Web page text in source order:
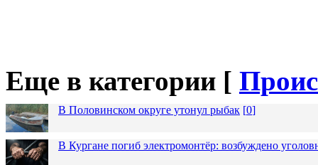
Еще в категории [
В Половинском округе утонул рыбак [0]
В Кургане погиб электромонтёр: возбуждено